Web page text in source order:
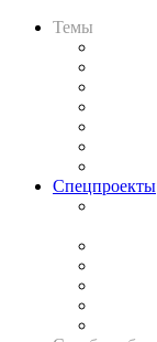
Темы
Спецпроекты